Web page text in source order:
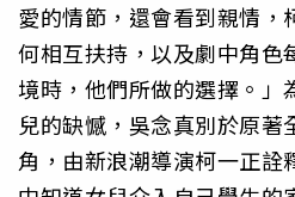
愛的情節，還會看到親情，
何相互扶持，以及劇中角色
境時，他們所做的選擇。」
兒的缺憾，吳念真別於原著
角，由新浪潮導演柯一正詮